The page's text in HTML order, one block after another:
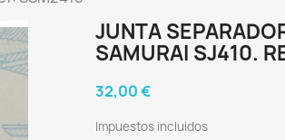
JUNTA
SAMURAI SJ410.
32,00 €
Impuestos incluidos